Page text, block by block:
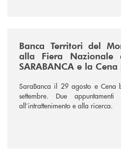
Banca Territori del
alla Fiera Nazionale
SARABANCA e la Cena
SaraBanca il 29 agosto e
settembre. Due
all’intrattenimento e alla ricerca.